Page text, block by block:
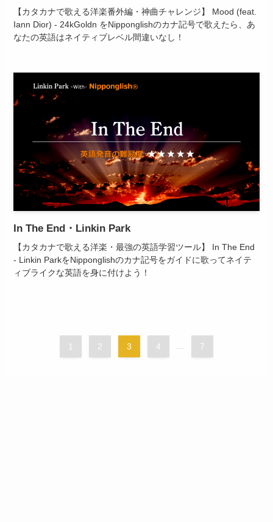
【カタカナで歌える洋楽番外編・神曲チャレンジ】 Mood (feat.
Iann Dior) - 24kGoldn をNipponglishのカナ記号で歌えたら、あ
なたの英語はネイティブレベル間違いなし！
In The End・Linkin Park
【カタカナで歌える洋楽・最強の英語学習ツール】 In The End
- Linkin ParkをNipponglishのカナ記号をガイドに歌ってネイテ
ィブライクな英語を身に付けよう！
1 2 3 4 ... 7